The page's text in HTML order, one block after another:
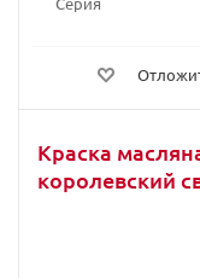
Краска
королевский